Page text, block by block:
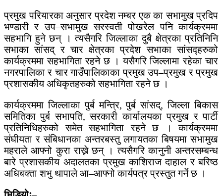
प्रमुख परियारका अनुसार प्रदेश नम्बर एक का सभामुख प्रदिप
भण्डारी र उप–सभामुख सरस्वती पोखरेल पनि कार्यक्रममा
सहभागि हुने छन् । त्यसैगरि जिल्लाका दुबै क्षेत्रका प्रतिनिनि
सभाका सांसद् र चार क्षेत्रका प्रदेश सभाका सांसद्हरुको
कार्यक्रममा सहभागिता रहने छ । यसैगरि जिल्लामा रहेका चार
नगरपालिका र चार गाउँपालिकाका प्रमुख उप–प्रमुख र प्रमुख
प्रशासकीय अधिकृतहरुको सहभागिता रहने छ ।
कार्यक्रममा जिल्लाका पुर्ब मन्त्रि, पुर्ब सांसद्, जिल्ला बिकास
समितिका पुर्ब सभापति, सरकारी कार्यालयका प्रमुख र पार्टी
प्रतिनिधिहरुको समेत सहभागिता रहने छ । कार्यक्रममा
संघीयता र संबिधानका अन्तरबस्तु लगायतका बिषयमा सभामुख
महराले आफ्नो कुरा राख्ने छन् । त्यसैगरि कानुनी अन्तरसम्बन्ध
बारे प्रशासकीय अदालतका प्रमुख काशिराज दाहाल र बरिष्ठ
अधिबक्ता शभु थापाले आ–आफ्नो कार्यपत्र प्रस्तुत गर्ने छ ।